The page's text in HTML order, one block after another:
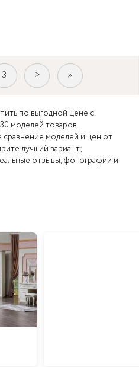
3 > »
по выгодной цене с
моделей товаров.
моделей и цен от
лучший вариант;
отзывы, фотографии и